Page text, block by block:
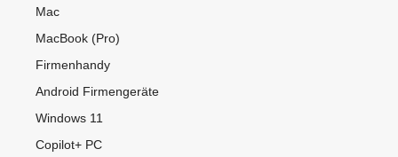
Mac
MacBook (Pro)
Firmenhandy
Android Firmengeräte
Windows 11
Copilot+ PC